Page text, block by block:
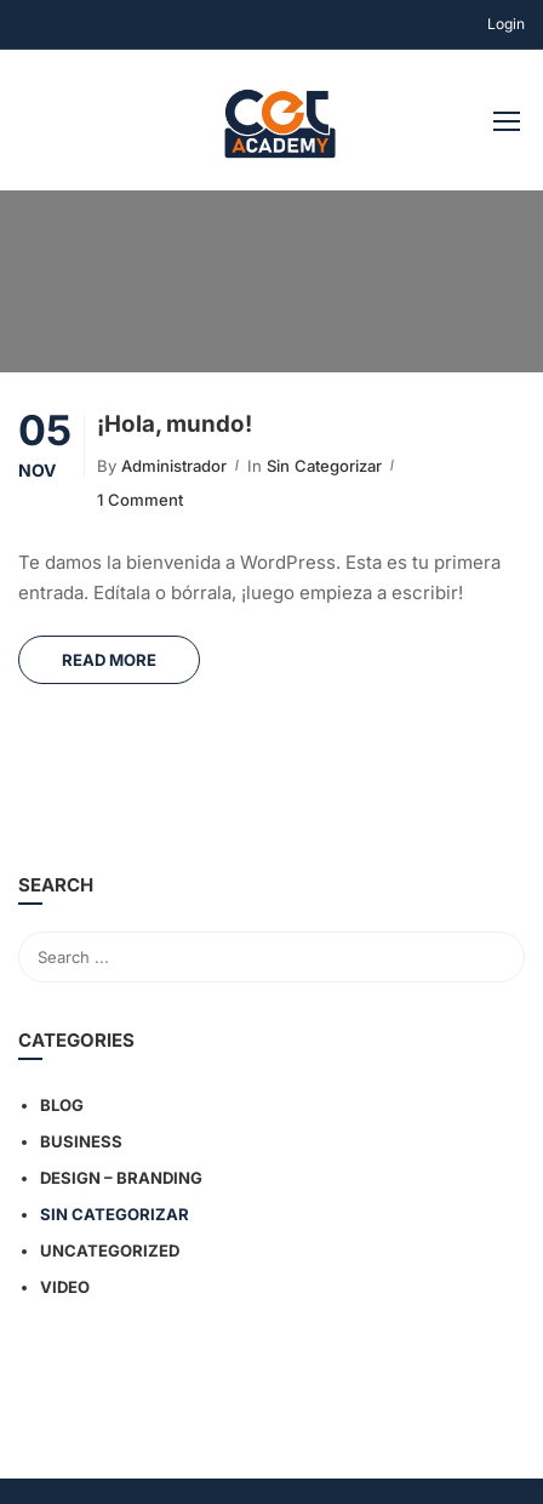
Login
05
NOV
¡Hola, mundo!
By Administrador In Sin Categorizar
1 Comment
Te damos la bienvenida a WordPress. Esta es tu primera
entrada. Edítala o bórrala, ¡luego empieza a escribir!
READ MORE
SEARCH
CATEGORIES
BLOG
BUSINESS
DESIGN – BRANDING
SIN CATEGORIZAR
UNCATEGORIZED
VIDEO